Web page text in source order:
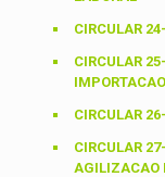
CIRCULAR
CIRCULAR
CIRCULAR
CIRCULAR
AGILIZACAO